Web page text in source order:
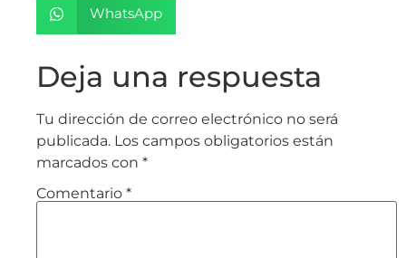
WhatsApp
Deja una respuesta
Tu dirección de correo electrónico no será
publicada. Los campos obligatorios están
marcados con *
Comentario *